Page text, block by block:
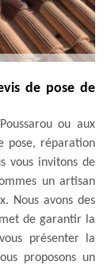
de pose de
ou aux
pose, réparation
vous invitons de
un artisan
Nous avons des
de garantir la
présenter la
proposons un